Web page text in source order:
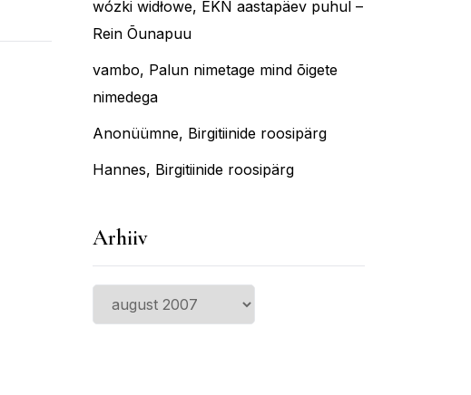
wózki widłowe, EKN aastapäev puhul –
Rein Õunapuu
vambo, Palun nimetage mind õigete
nimedega
Anonüümne, Birgitiinide roosipärg
Hannes, Birgitiinide roosipärg
Arhiiv
Arhiiv